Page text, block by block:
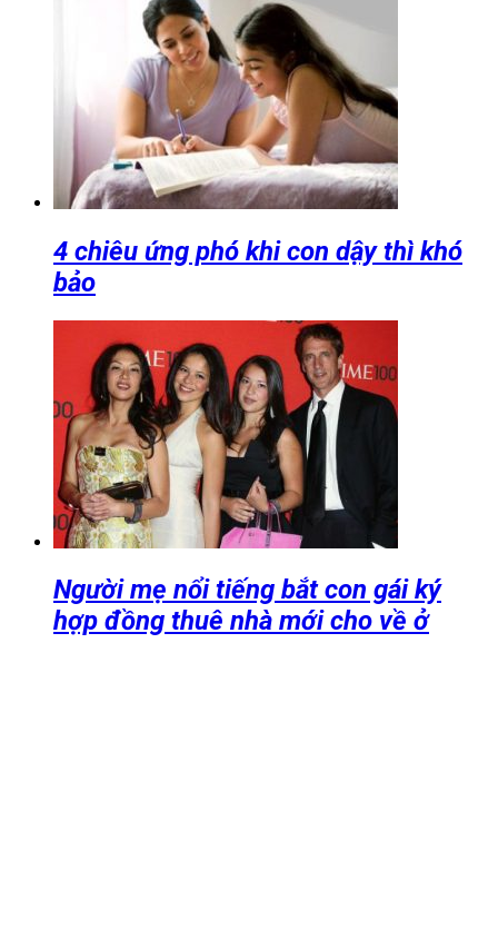
4 chiêu ứng phó khi con dậy thì khó
bảo
Người mẹ nổi tiếng bắt con gái ký
hợp đồng thuê nhà mới cho về ở